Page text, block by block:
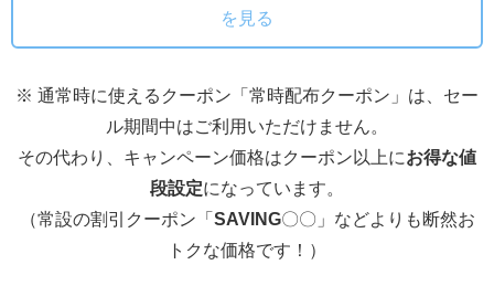
を見る
※ 通常時に使えるクーポン「常時配布クーポン」は、セー
ル期間中はご利用いただけません。
その代わり、キャンペーン価格はクーポン以上にお得な値
段設定になっています。
（常設の割引クーポン「 SAVING〇〇」などよりも断然お
トクな価格です！）